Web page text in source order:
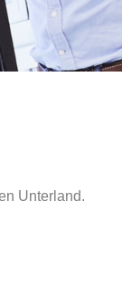
Unterland.